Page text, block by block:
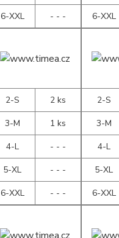
6-XXL
- - -
6-XXL
2-S
2 ks
3-M
1 ks
4-L
- - -
5-XL
- - -
6-XXL
- - -
2-S
3-M
4-L
5-XL
6-XXL